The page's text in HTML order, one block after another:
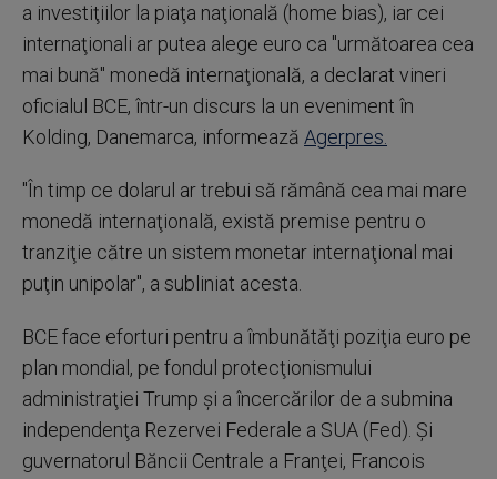
a investiţiilor la piaţa naţională (home bias), iar cei
internaţionali ar putea alege euro ca "următoarea cea
mai bună" monedă internaţională, a declarat vineri
oficialul BCE, într-un discurs la un eveniment în
Kolding, Danemarca, informează Agerpres.
"În timp ce dolarul ar trebui să rămână cea mai mare
monedă internaţională, există premise pentru o
tranziţie către un sistem monetar internaţional mai
puţin unipolar", a subliniat acesta.
BCE face eforturi pentru a îmbunătăţi poziţia euro pe
plan mondial, pe fondul protecţionismului
administraţiei Trump şi a încercărilor de a submina
independenţa Rezervei Federale a SUA (Fed). Şi
guvernatorul Băncii Centrale a Franţei, Francois